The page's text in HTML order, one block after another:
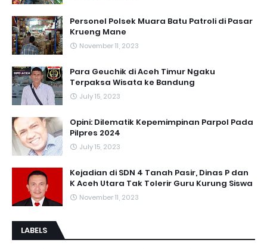
Personel Polsek Muara Batu Patroli di Pasar
Krueng Mane
November 11, 2023
Para Geuchik di Aceh Timur Ngaku
Terpaksa Wisata ke Bandung
July 15, 2023
Opini: Dilematik Kepemimpinan Parpol Pada
Pilpres 2024
July 15, 2023
Kejadian di SDN 4 Tanah Pasir, Dinas P dan
K Aceh Utara Tak Tolerir Guru Kurung Siswa
November 11, 2023
LABELS